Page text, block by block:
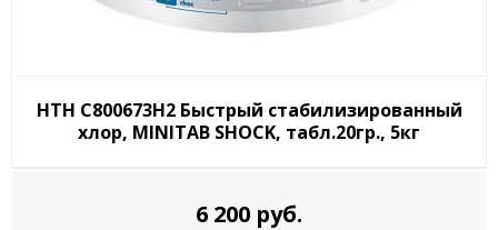
HTH C800673H2 Быстрый стабилизированный
хлор, MINITAB SHOCK, табл.20гр., 5кг
6 200 руб.